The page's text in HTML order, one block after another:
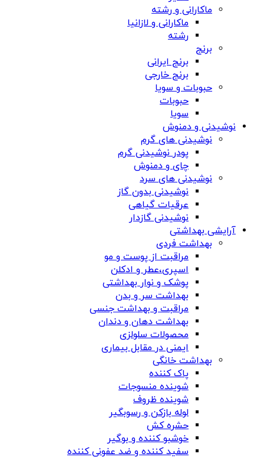
ماکارانی و رشته
ماکارانی و لازانیا
رشته
برنج
برنج ایرانی
برنج خارجی
حبوبات و سویا
حبوبات
سویا
نوشیدنی و دمنوش
نوشیدنی های گرم
پودر نوشیدنی گرم
چای و دمنوش
نوشیدنی های سرد
نوشیدنی بدون گاز
عرقیات گیاهی
نوشیدنی گازدار
آرایشی بهداشتی
بهداشت فردی
مراقبت از پوست و مو
اسپری،عطر و ادکلن
پوشک و نوار بهداشتی
بهداشت سر و بدن
مراقبت و بهداشت جنسی
بهداشت دهان و دندان
محصولات سلولزی
ایمنی در مقابل بیماری
بهداشت خانگی
پاک کننده
شوینده منسوجات
شوینده ظروف
لوله بازکن و رسوبگیر
حشره کش
خوشبو کننده و بوگیر
سفید کننده و ضد عفونی کننده